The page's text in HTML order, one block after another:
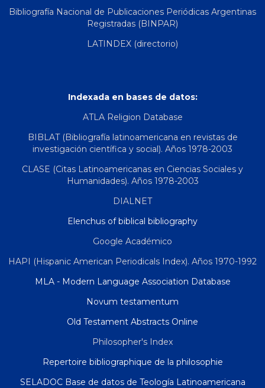
Bibliografía Nacional de Publicaciones Periódicas Argentinas
Registradas (BINPAR)
LATINDEX (directorio)
Indexada en bases de datos:
ATLA Religion Database
BIBLAT (Bibliografía latinoamericana en revistas de
investigación científica y social). Años 1978-2003
CLASE (Citas Latinoamericanas en Ciencias Sociales y
Humanidades). Años 1978-2003
DIALNET
Elenchus of biblical bibliography
Google Académico
HAPI (Hispanic American Periodicals Index). Años 1970-1992
MLA - Modern Language Association Database
Novum testamentum
Old Testament Abstracts Online
Philosopher's Index
Repertoire bibliographique de la philosophie
SELADOC Base de datos de Teología Latinoamericana